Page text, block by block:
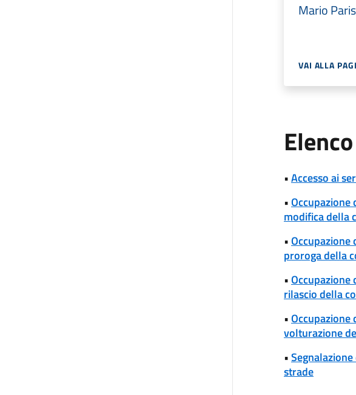
Mario
VAI ALLA
•Accesso ai
•
modifica della
•
proroga della
•
rilascio della
•
volturazione
•
strade